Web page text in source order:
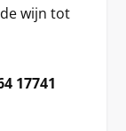
wijn tot
17741